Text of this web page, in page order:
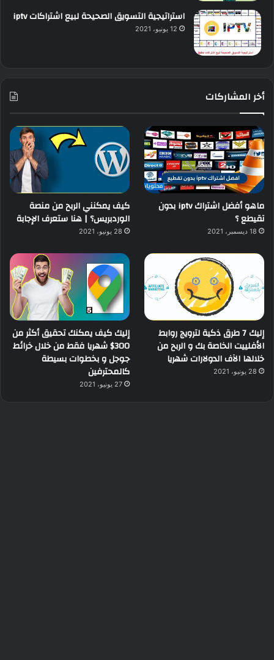
استراتيجية التسويق الصحيحة لبيع اشتراكات iptv
12 يونيو، 2021
أخر المشاركات
ماهو أفضل اشتراك iptv بدون
تقيطع ؟
18 ديسمبر، 2021
كيف يمكنني الربح من منصة
الوردبريس؟ | هنا ستعرف الإجابة
28 يونيو، 2021
إليك 7 طرق ذكية لترويج روابط
الأفلييت الخاصة بك و الربح من
خلالها الآف الدولارات شهريا
28 يونيو، 2021
إليك كيف يمكنك تحقيق أكثر من
300$ شهريا فقط من خلال خرائط
جوجل و بخطوات بسيطة
كالمحترفين
27 يونيو، 2021